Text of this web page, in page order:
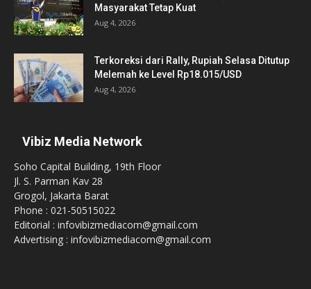
Masyarakat Tetap Kuat
Aug 4, 2026
Terkoreksi dari Rally, Rupiah Selasa Ditutup
Melemah ke Level Rp18.015/USD
Aug 4, 2026
Vibiz Media Network
Soho Capital Building, 19th Floor
Jl. S. Parman Kav 28
Grogol, Jakarta Barat
Phone : 021-50515022
Editorial : infovibizmediacom@gmail.com
Advertising : infovibizmediacom@gmail.com